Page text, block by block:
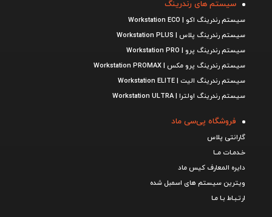
سیستم های رندرینگ
سیستم رندرینگ اکو | Workstation ECO
سیستم رندرینگ پلاس | Workstation PLUS
سیستم رندرینگ پرو | Workstation PRO
سیستم رندرینگ پرو مکس | Workstation PROMAX
سیستم رندرینگ الیت | Workstation ELITE
سیستم رندرینگ اولترا | Workstation ULTRA
فروشگاه پی‌سی ماد
گارانتی پلاس
خـدمـات مــا
دایره المعارف کیس ماد
ویترین سیستم های اسمبل شده
ارتـبـاط بـا مـا